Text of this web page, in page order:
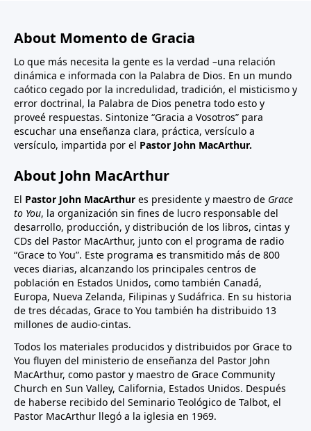
About Momento de Gracia
Lo que más necesita la gente es la verdad –una relación
dinámica e informada con la Palabra de Dios. En un mundo
caótico cegado por la incredulidad, tradición, el misticismo y
error doctrinal, la Palabra de Dios penetra todo esto y
proveé respuestas. Sintonize “Gracia a Vosotros” para
escuchar una enseñanza clara, práctica, versículo a
versículo, impartida por el Pastor John MacArthur.
About John MacArthur
El Pastor John MacArthur es presidente y maestro de Grace
to You, la organización sin fines de lucro responsable del
desarrollo, producción, y distribución de los libros, cintas y
CDs del Pastor MacArthur, junto con el programa de radio
“Grace to You”. Este programa es transmitido más de 800
veces diarias, alcanzando los principales centros de
población en Estados Unidos, como también Canadá,
Europa, Nueva Zelanda, Filipinas y Sudáfrica. En su historia
de tres décadas, Grace to You también ha distribuido 13
millones de audio-cintas.
Todos los materiales producidos y distribuidos por Grace to
You fluyen del ministerio de enseñanza del Pastor John
MacArthur, como pastor y maestro de Grace Community
Church en Sun Valley, California, Estados Unidos. Después
de haberse recibido del Seminario Teológico de Talbot, el
Pastor MacArthur llegó a la iglesia en 1969.